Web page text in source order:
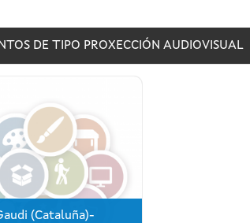
DE TIPO PROXECCIÓN AUDIOVISUAL
(Cataluña)-